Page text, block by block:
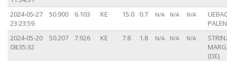
2024-05-27
23:23:59
50.900 6.103 KE 15.0 0.7 N/A N/A N/A
2024-05-20
08:35:32
50.207 7.926 KE 7.8 1.8 N/A N/A N/A
(DE)